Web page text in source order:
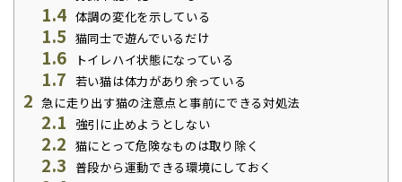
1.4 体調の変化を示している
1.5 猫同士で遊んでいるだけ
1.6 トイレハイ状態になっている
1.7 若い猫は体力があり余っている
2 急に走り出す猫の注意点と事前にできる対処法
2.1 強引に止めようとしない
2.2 猫にとって危険なものは取り除く
2.3 普段から運動できる環境にしておく